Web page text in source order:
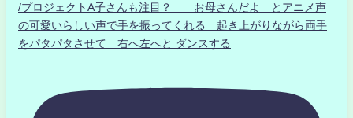
/プロジェクトA子さんも注目？ お母さんだよ とアニメ声
の可愛いらしい声で手を振ってくれる 起き上がりながら両手
をパタパタさせて 右へ左へと ダンスする